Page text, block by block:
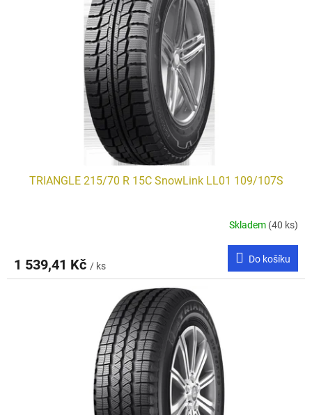
TRIANGLE 215/70 R 15C SnowLink LL01 109/107S
Skladem (40 ks)
1 539,41 Kč / ks
Do košíku